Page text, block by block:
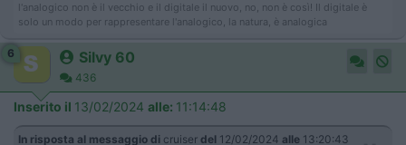
l'analogico non è il vecchio e il digitale il nuovo, no, non è così! Il digitale è
solo un modo per rappresentare l'analogico, la natura, è analogica
6 Silvy 60
436
Inserito il 13/02/2024 alle: 11:14:48
In risposta al messaggio di cruiser del 12/02/2024 alle 13:20:43